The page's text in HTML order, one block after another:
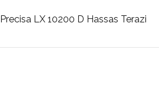
Precisa LX 10200 D Hassas Terazi